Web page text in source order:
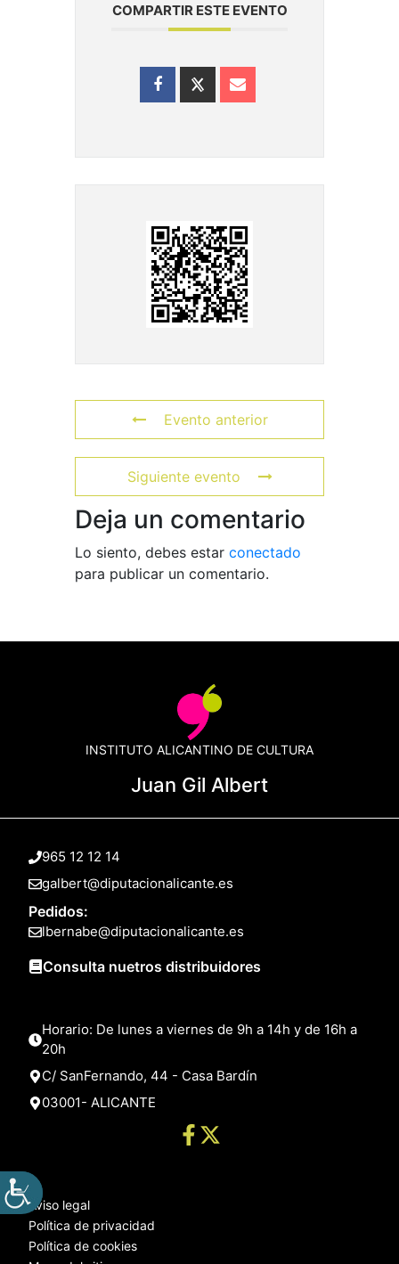
COMPARTIR ESTE EVENTO
Evento anterior
Siguiente evento
Deja un comentario
Lo siento, debes estar conectado
para publicar un comentario.
INSTITUTO ALICANTINO DE CULTURA
Juan Gil Albert
965 12 12 14
galbert@diputacionalicante.es
Pedidos:
lbernabe@diputacionalicante.es
Consulta nuetros distribuidores
Horario: De lunes a viernes de 9h a 14h y de 16h a
20h
C/ SanFernando, 44 - Casa Bardín
03001- ALICANTE
Aviso legal
Política de privacidad
Política de cookies